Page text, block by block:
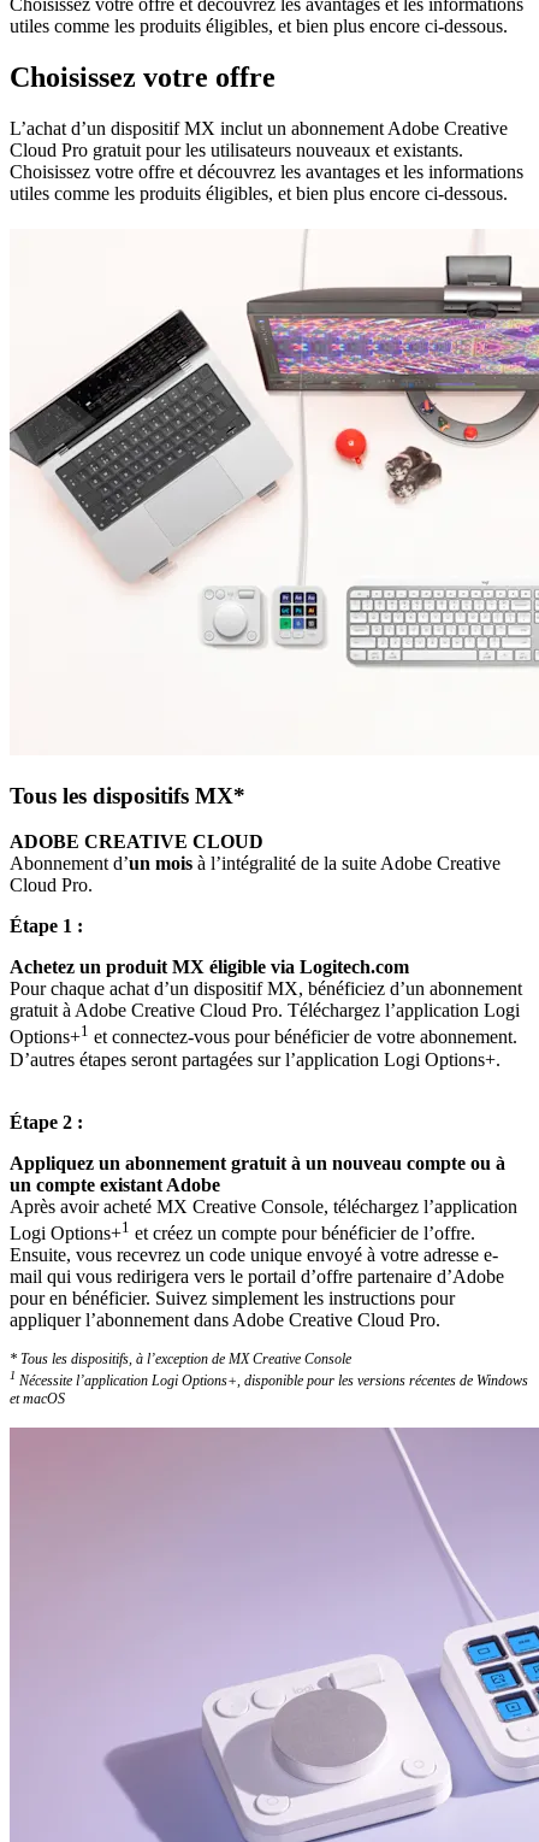
Choisissez votre offre et découvrez les avantages et les informations
utiles comme les produits éligibles, et bien plus encore ci-dessous.
Choisissez votre offre
L’achat d’un dispositif MX inclut un abonnement Adobe Creative
Cloud Pro gratuit pour les utilisateurs nouveaux et existants.
Choisissez votre offre et découvrez les avantages et les informations
utiles comme les produits éligibles, et bien plus encore ci-dessous.
Tous les dispositifs MX*
ADOBE CREATIVE CLOUD
Abonnement d’un mois à l’intégralité de la suite Adobe Creative
Cloud Pro.
Étape 1 :
Achetez un produit MX éligible via Logitech.com
Pour chaque achat d’un dispositif MX, bénéficiez d’un abonnement
gratuit à Adobe Creative Cloud Pro. Téléchargez l’application Logi
Options+1 et connectez-vous pour bénéficier de votre abonnement.
D’autres étapes seront partagées sur l’application Logi Options+.
Étape 2 :
Appliquez un abonnement gratuit à un nouveau compte ou à
un compte existant Adobe
Après avoir acheté MX Creative Console, téléchargez l’application
Logi Options+1 et créez un compte pour bénéficier de l’offre.
Ensuite, vous recevrez un code unique envoyé à votre adresse e-
mail qui vous redirigera vers le portail d’offre partenaire d’Adobe
pour en bénéficier. Suivez simplement les instructions pour
appliquer l’abonnement dans Adobe Creative Cloud Pro.
* Tous les dispositifs, à l’exception de MX Creative Console
1 Nécessite l’application Logi Options+, disponible pour les versions récentes de Windows
et macOS